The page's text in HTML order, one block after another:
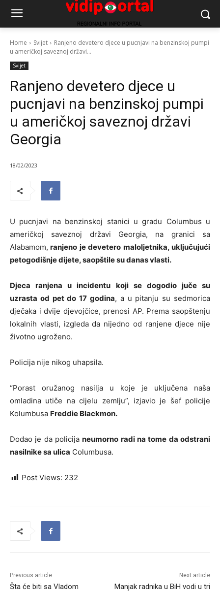
Home Svijet
Ranjeno devetero djece u pucnjavi na benzinskoj pumpi
u američkoj saveznoj državi...
Svijet
Ranjeno devetero djece u
pucnjavi na benzinskoj pumpi
u američkoj saveznoj državi
Georgia
18/02/2023
U pucnjavi na benzinskoj stanici u gradu Columbus u
američkoj saveznoj državi Georgia, na granici sa
Alabamom, ranjeno je devetero maloljetnika, uključujući
petogodišnje dijete, saopštile su danas vlasti.
Djeca ranjena u incidentu koji se dogodio juče su
uzrasta od pet do 17 godina, a u pitanju su sedmorica
dječaka i dvije djevojčice, prenosi AP. Prema saopštenju
lokalnih vlasti, izgleda da nijedno od ranjene djece nije
životno ugroženo.
Policija nije nikog uhapsila.
“Porast oružanog nasilja u koje je uključena naša
omladina utiče na cijelu zemlju”, izjavio je šef policije
Kolumbusa Freddie Blackmon.
Dodao je da policijaneumorno radi na tome da odstrani
nasilnike sa ulica Columbusa.
Post Views: 232
Previous article
Šta će biti sa Vladom
Next article
Manjak radnika u BiH vodi u tri